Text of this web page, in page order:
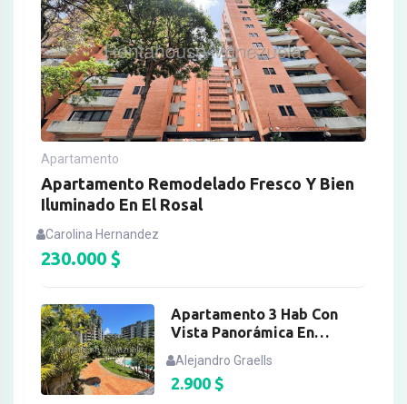
Apartamento
Apartamento Remodelado Fresco Y Bien
Iluminado En El Rosal
Carolina Hernandez
230.000 $
Apartamento 3 Hab Con
Vista Panorámica En
Alejandro Graells
2.900$